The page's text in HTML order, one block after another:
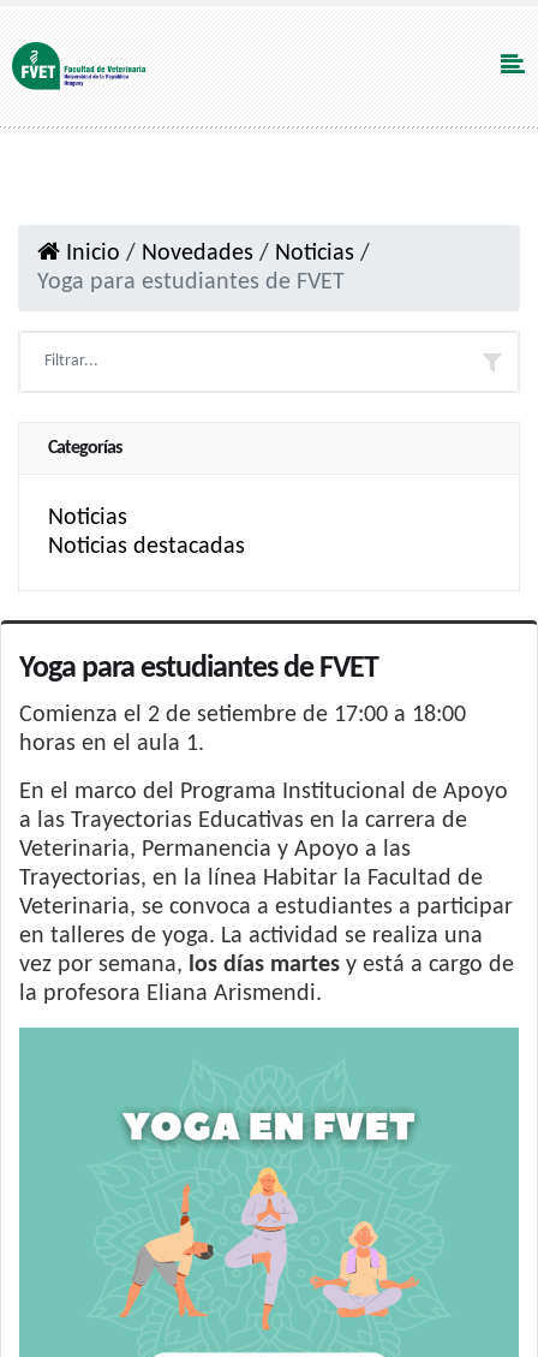
Inicio / Novedades / Noticias /
Yoga para estudiantes de FVET
Categorías
Noticias
Noticias destacadas
Yoga para estudiantes de FVET
Comienza el 2 de setiembre de 17:00 a 18:00
horas en el aula 1.
En el marco del Programa Institucional de Apoyo
a las Trayectorias Educativas en la carrera de
Veterinaria, Permanencia y Apoyo a las
Trayectorias, en la línea Habitar la Facultad de
Veterinaria, se convoca a estudiantes a participar
en talleres de yoga. La actividad se realiza una
vez por semana, los días martes y está a cargo de
la profesora Eliana Arismendi.